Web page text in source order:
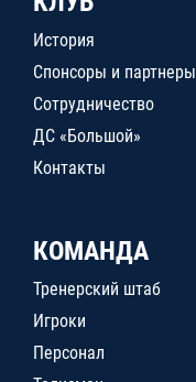
История
Спонсоры и партнеры
Сотрудничество
ДС «Большой»
Контакты
КОМАНДА
Тренерский штаб
Игроки
Персонал